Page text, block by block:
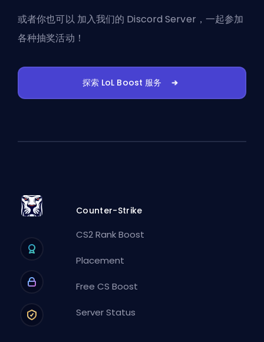
或者你也可以 加入我们的 Discord Server ，一起参加
各种抽奖活动！
探索 LoL Boost 服务
Counter-Strike
CS2 Rank Boost
Placement
Free CS Boost
Server Status